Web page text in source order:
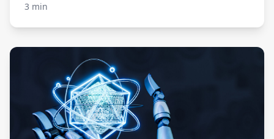
3 min